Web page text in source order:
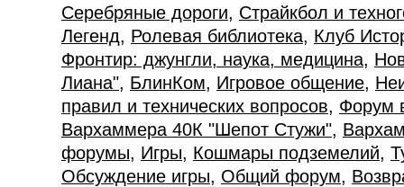
Серебряные дороги, Страйкбол и
Легенд, Ролевая библиотека, Клуб
Фронтир: джунгли, наука, медицина,
Лиана", БлинКом, Игровое общение,
правил и технических вопросов, Форум
Вархаммера 40К "Шепот Стужи",
форумы, Игры, Кошмары подземелий,
Обсуждение игры, Общий форум,